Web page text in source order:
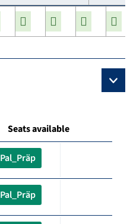
Seats available
Pal_Präp
Pal_Präp